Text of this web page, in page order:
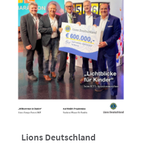
Lions Deutschland